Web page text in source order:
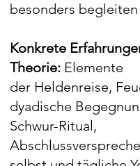
besonders
Konkrete
Theorie: Elemente
der Heldenreise,
dyadische
Schwur-Ritual,